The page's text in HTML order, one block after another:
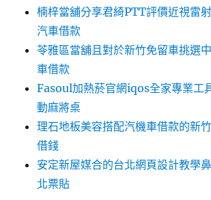
楠梓當舖分享君綺PTT評價近視雷
汽車借款
苓雅區當舖且對於新竹免留車挑選
車借款
Fasoul加熱菸官網iqos全家專業工
動麻將桌
理石地板美容搭配汽機車借款的新
借錢
安定新屋媒合的台北網頁設計教學
北票貼